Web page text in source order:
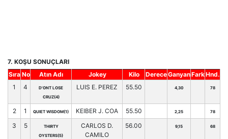
7. KOŞU SONUÇLARI
Sıra No Atın Adı Jokey Kilo DereceGanyanFarkHnd.
1
4
D'ONT LOSE
CRUZ(4)
LUIS E. PEREZ 55.50 4,30 78
2 1 QUIET WISDOM(1) KEIBER J. COA 55.50 2,25 78
3 5
THIRTY
OYSTERS(5)
CARLOS D.
CAMILO
56.00 9,15 68